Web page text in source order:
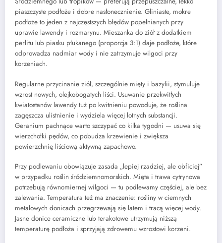
piaszczyste podłoże i dobre nasłonecznienie. Gliniaste, mokre
podłoże to jeden z najczęstszych błędów popełnianych przy
uprawie lawendy i rozmarynu. Mieszanka do ziół z dodatkiem
perlitu lub piasku płukanego (proporcja 3:1) daje podłoże, które
odprowadza nadmiar wody i nie zatrzymuje wilgoci przy
korzeniach.
Regularne przycinanie ziół, szczególnie mięty i bazylii, stymuluje
wzrost nowych, olejkobogatych liści. Usuwanie przekwitłych
kwiatostanów lawendy tuż po kwitnieniu powoduje, że roślina
zagęszcza ulistnienie i wydziela więcej lotnych substancji.
Geranium pachnące warto szczypać co kilka tygodni — usuwa się
wierzchołki pędów, co pobudza krzewienie i zwiększa
powierzchnię liściową aktywną zapachowo.
Przy podlewaniu obowiązuje zasada „lepiej rzadziej, ale obficiej”
w przypadku roślin śródziemnomorskich. Mięta i trawa cytrynowa
potrzebują równomiernej wilgoci — tu podlewamy częściej, ale bez
zalewania. Temperatura też ma znaczenie: rośliny w ciemnych
metalowych donicach przegrzewają się latem i tracą więcej wody.
Jasne donice ceramiczne lub terakotowe utrzymują niższą
temperaturę podłoża i sprzyjają zdrowemu wzrostowi korzeni.